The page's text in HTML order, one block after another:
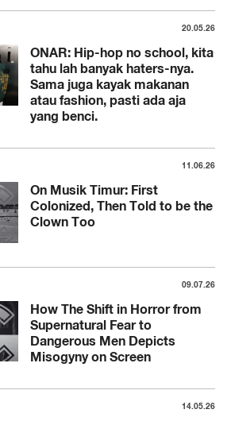
20.05.26
ONAR: Hip-hop no school, kita
tahu lah banyak haters-nya.
Sama juga kayak makanan
atau fashion, pasti ada aja
yang benci.
11.06.26
On Musik Timur: First
Colonized, Then Told to be the
Clown Too
09.07.26
How The Shift in Horror from
Supernatural Fear to
Dangerous Men Depicts
Misogyny on Screen
14.05.26